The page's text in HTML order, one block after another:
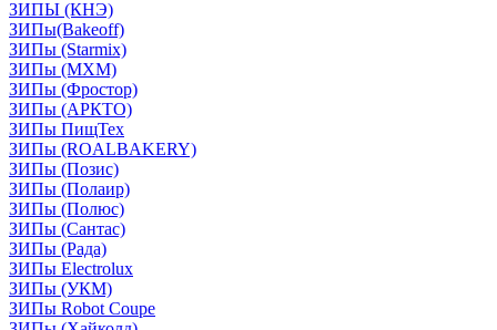
ЗИПЫ (КНЭ)
ЗИПы(Bakeoff)
ЗИПы (Starmix)
ЗИПы (МХМ)
ЗИПы (Фростор)
ЗИПы (АРКТО)
ЗИПы ПищТех
ЗИПы (ROALBAKERY)
ЗИПы (Позис)
ЗИПы (Полаир)
ЗИПы (Полюс)
ЗИПы (Сантас)
ЗИПы (Рада)
ЗИПы Electrolux
ЗИПы (УКМ)
ЗИПы Robot Coupe